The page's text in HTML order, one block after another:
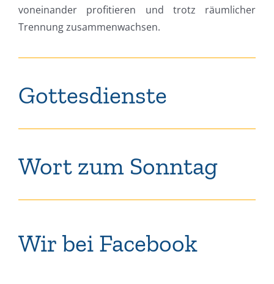
voneinander profitieren und trotz räumlicher
Trennung zusammenwachsen.
Gottesdienste
Wort zum Sonntag
Wir bei Facebook